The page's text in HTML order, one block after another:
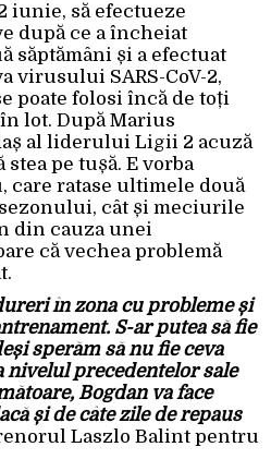
iunie, să efectueze
după ce a încheiat
săptămâni și a efectuat
virusului SARS-CoV-2,
poate folosi încă de toți
lot. După Marius
al liderului Ligii 2 acuză
pe tușă. E vorba
care ratase ultimele două
cât și meciurile
din cauza unei
că vechea problemă
în zona cu probleme și
S-ar putea să fie
sperăm să nu fie ceva
nivelul precedentelor sale
Bogdan va face
și de câte zile de repaus
Laszlo Balint pentru